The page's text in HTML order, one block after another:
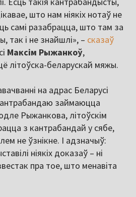
што нам ніякіх нотаў не
самі разабрацца, што там за
так і не знайшлі», – сказаў
Максім Рыжанкоў,
літоўска-беларускай мяжы.
на адрас Беларусі
займаюцца
Рыжанкова, літоўскім
з кантрабандай у сябе,
не ўзнікне. І адзначыў:
ніякіх доказаў – ні
пра тое, што менавіта